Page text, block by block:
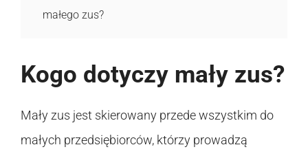
małego zus?
Kogo dotyczy mały zus?
Mały zus jest skierowany przede wszystkim do
małych przedsiębiorców, którzy prowadzą